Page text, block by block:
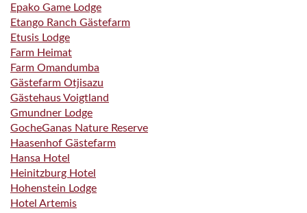
Epako Game Lodge
Etango Ranch Gästefarm
Etusis Lodge
Farm Heimat
Farm Omandumba
Gästefarm Otjisazu
Gästehaus Voigtland
Gmundner Lodge
GocheGanas Nature Reserve
Haasenhof Gästefarm
Hansa Hotel
Heinitzburg Hotel
Hohenstein Lodge
Hotel Artemis